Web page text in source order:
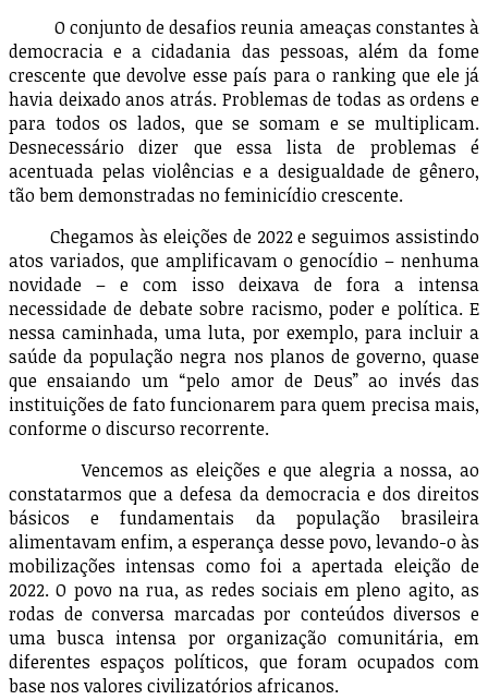
O conjunto de desafios reunia ameaças constantes à
democracia e a cidadania das pessoas, além da fome
crescente que devolve esse país para o ranking que ele já
havia deixado anos atrás. Problemas de todas as ordens e
para todos os lados, que se somam e se multiplicam.
Desnecessário dizer que essa lista de problemas é
acentuada pelas violências e a desigualdade de gênero,
tão bem demonstradas no feminicídio crescente.
Chegamos às eleições de 2022 e seguimos assistindo
atos variados, que amplificavam o genocídio – nenhuma
novidade – e com isso deixava de fora a intensa
necessidade de debate sobre racismo, poder e política. E
nessa caminhada, uma luta, por exemplo, para incluir a
saúde da população negra nos planos de governo, quase
que ensaiando um “pelo amor de Deus” ao invés das
instituições de fato funcionarem para quem precisa mais,
conforme o discurso recorrente.
Vencemos as eleições e que alegria a nossa, ao
constatarmos que a defesa da democracia e dos direitos
básicos e fundamentais da população brasileira
alimentavam enfim, a esperança desse povo, levando-o às
mobilizações intensas como foi a apertada eleição de
2022. O povo na rua, as redes sociais em pleno agito, as
rodas de conversa marcadas por conteúdos diversos e
uma busca intensa por organização comunitária, em
diferentes espaços políticos, que foram ocupados com
base nos valores civilizatórios africanos.